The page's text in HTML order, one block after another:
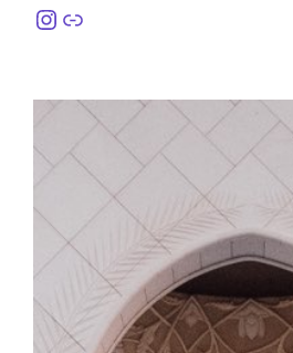
Instagram
링크